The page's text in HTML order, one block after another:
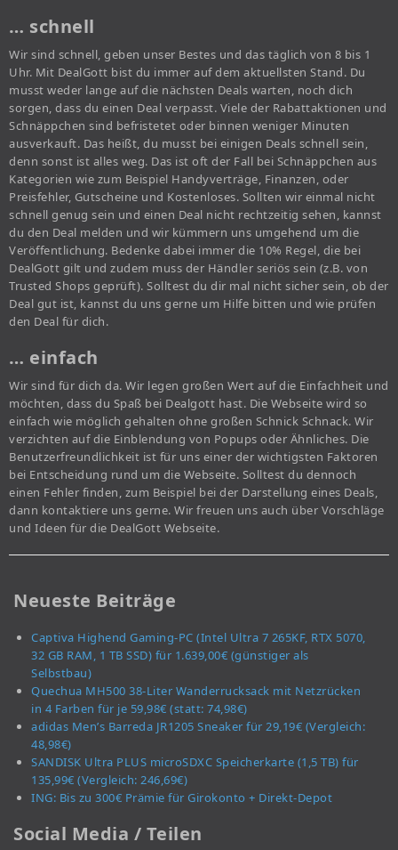
… schnell
Wir sind schnell, geben unser Bestes und das täglich von 8 bis 1
Uhr. Mit DealGott bist du immer auf dem aktuellsten Stand. Du
musst weder lange auf die nächsten Deals warten, noch dich
sorgen, dass du einen Deal verpasst. Viele der Rabattaktionen und
Schnäppchen sind befristetet oder binnen weniger Minuten
ausverkauft. Das heißt, du musst bei einigen Deals schnell sein,
denn sonst ist alles weg. Das ist oft der Fall bei Schnäppchen aus
Kategorien wie zum Beispiel Handyverträge, Finanzen, oder
Preisfehler, Gutscheine und Kostenloses. Sollten wir einmal nicht
schnell genug sein und einen Deal nicht rechtzeitig sehen, kannst
du den Deal melden und wir kümmern uns umgehend um die
Veröffentlichung. Bedenke dabei immer die 10% Regel, die bei
DealGott gilt und zudem muss der Händler seriös sein (z.B. von
Trusted Shops geprüft). Solltest du dir mal nicht sicher sein, ob der
Deal gut ist, kannst du uns gerne um Hilfe bitten und wie prüfen
den Deal für dich.
… einfach
Wir sind für dich da. Wir legen großen Wert auf die Einfachheit und
möchten, dass du Spaß bei Dealgott hast. Die Webseite wird so
einfach wie möglich gehalten ohne großen Schnick Schnack. Wir
verzichten auf die Einblendung von Popups oder Ähnliches. Die
Benutzerfreundlichkeit ist für uns einer der wichtigsten Faktoren
bei Entscheidung rund um die Webseite. Solltest du dennoch
einen Fehler finden, zum Beispiel bei der Darstellung eines Deals,
dann kontaktiere uns gerne. Wir freuen uns auch über Vorschläge
und Ideen für die DealGott Webseite.
Neueste Beiträge
Captiva Highend Gaming-PC (Intel Ultra 7 265KF, RTX 5070,
32 GB RAM, 1 TB SSD) für 1.639,00€ (günstiger als
Selbstbau)
Quechua MH500 38-Liter Wanderrucksack mit Netzrücken
in 4 Farben für je 59,98€ (statt: 74,98€)
adidas Men’s Barreda JR1205 Sneaker für 29,19€ (Vergleich:
48,98€)
SANDISK Ultra PLUS microSDXC Speicherkarte (1,5 TB) für
135,99€ (Vergleich: 246,69€)
ING: Bis zu 300€ Prämie für Girokonto + Direkt-Depot
Social Media / Teilen